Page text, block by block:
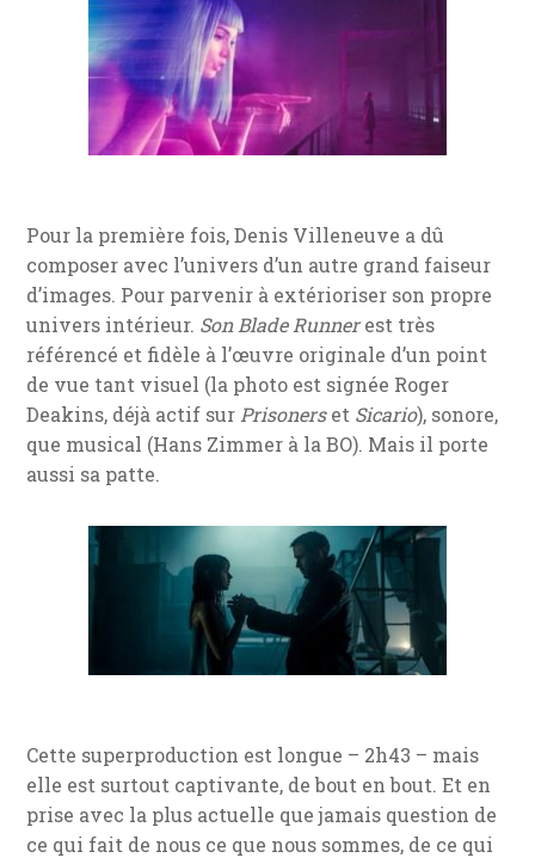
Pour la première fois, Denis Villeneuve a dû
composer avec l’univers d’un autre grand faiseur
d’images. Pour parvenir à extérioriser son propre
univers intérieur. SonBlade Runnerest très
référencé et fidèle à l’œuvre originale d’un point
de vue tant visuel (la photo est signée Roger
Deakins, déjà actif surPrisonerset Sicario), sonore,
que musical (Hans Zimmer à la BO). Mais il porte
aussi sa patte.
Cette superproduction est longue – 2h43 – mais
elle est surtout captivante, de bout en bout. Et en
prise avec la plus actuelle que jamais question de
ce qui fait de nous ce que nous sommes, de ce qui